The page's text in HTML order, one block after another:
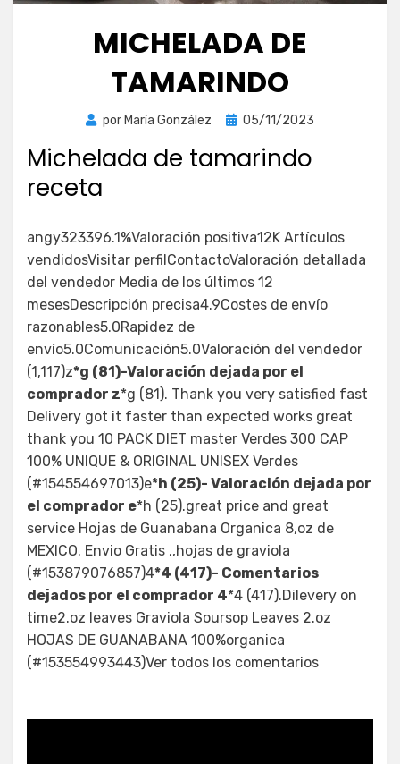
MICHELADA DE
TAMARINDO
por María González
Publicada
05/11/2023
Michelada de tamarindo
receta
angy323396.1%Valoración positiva12K Artículos
vendidosVisitar perfilContactoValoración detallada
del vendedor Media de los últimos 12
mesesDescripción precisa4.9Costes de envío
razonables5.0Rapidez de
envío5.0Comunicación5.0Valoración del vendedor
(1,117)z*g (81)-Valoración dejada por el
comprador z*g (81). Thank you very satisfied fast
Delivery got it faster than expected works great
thank you 10 PACK DIET master Verdes 300 CAP
100% UNIQUE & ORIGINAL UNISEX Verdes
(#154554697013)e*h (25)- Valoración dejada por
el comprador e*h (25).great price and great
service Hojas de Guanabana Organica 8,oz de
MEXICO. Envio Gratis ,,hojas de graviola
(#153879076857)4*4 (417)- Comentarios
dejados por el comprador 4*4 (417).Dilevery on
time2.oz leaves Graviola Soursop Leaves 2.oz
HOJAS DE GUANABANA 100%organica
(#153554993443)Ver todos los comentarios